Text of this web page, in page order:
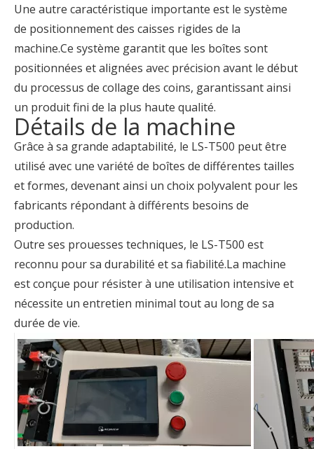
Une autre caractéristique importante est le système
de positionnement des caisses rigides de la
machine.Ce système garantit que les boîtes sont
positionnées et alignées avec précision avant le début
du processus de collage des coins, garantissant ainsi
un produit fini de la plus haute qualité.
Détails de la machine
Grâce à sa grande adaptabilité, le LS-T500 peut être
utilisé avec une variété de boîtes de différentes tailles
et formes, devenant ainsi un choix polyvalent pour les
fabricants répondant à différents besoins de
production.
Outre ses prouesses techniques, le LS-T500 est
reconnu pour sa durabilité et sa fiabilité.La machine
est conçue pour résister à une utilisation intensive et
nécessite un entretien minimal tout au long de sa
durée de vie.